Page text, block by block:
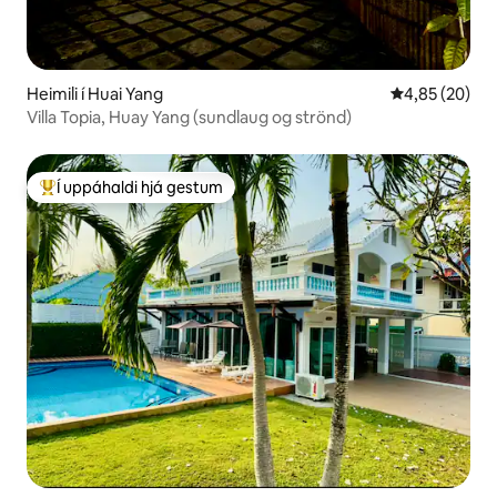
Heimili í Huai Yang 4,85 af 5 í
4,85 (20)
Villa Topia, Huay Yang (sundlaug og strönd)
Í mestu uppáhaldi hjá gestum
Í uppáhaldi hjá gestum